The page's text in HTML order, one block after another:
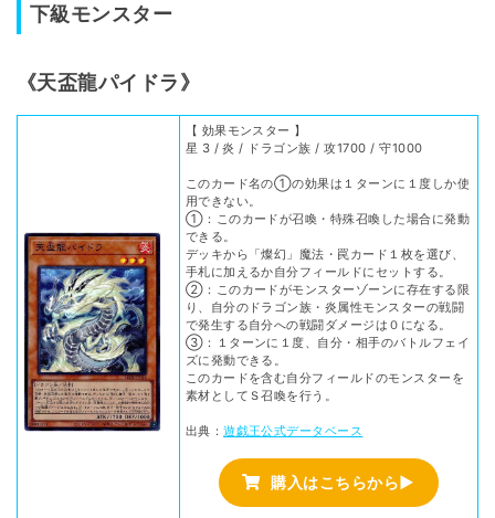
下級モンスター
《天盃龍パイドラ》
【 効果モンスター 】
星 3 / 炎 / ドラゴン族 / 攻1700 / 守1000
このカード名の①の効果は１ターンに１度しか使
用できない。
①：このカードが召喚・特殊召喚した場合に発動
できる。
デッキから「燦幻」魔法・罠カード１枚を選び、
手札に加えるか自分フィールドにセットする。
②：このカードがモンスターゾーンに存在する限
り、自分のドラゴン族・炎属性モンスターの戦闘
で発生する自分への戦闘ダメージは０になる。
③：１ターンに１度、自分・相手のバトルフェイ
ズに発動できる。
このカードを含む自分フィールドのモンスターを
素材としてＳ召喚を行う。
出典：遊戯王公式データベース
購入はこちらから▶